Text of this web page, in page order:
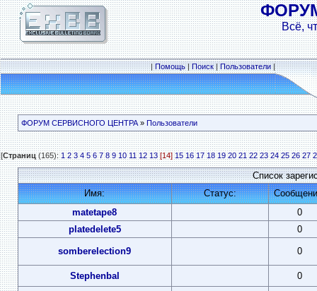
Всё,
|Помощь|Поиск|Пользователи|
ФОРУМ СЕРВИСНОГО ЦЕНТРА» Пользователи
[Страниц(165):1 2 3 4 5 6 7 8 9 10 11 12 13 [14] 15 16 17 18 19 20 21 22 23 24 25 26 27
Список
Имя:
Статус:
matetape8
0
platedelete5
0
somberelection9 0
Stephenbal
0